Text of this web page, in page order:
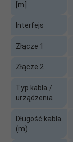
[m]
Interfejs
Złącze 1
Złącze 2
Typ kabla /
urządzenia
Długość kabla
(m)